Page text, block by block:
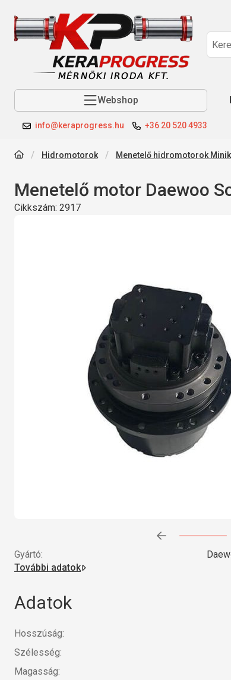
Webshop
info@keraprogress.hu +36 20 520 4933
Hidromotorok Menetelő hidromotorok
Menetelő motor Daewoo
Cikkszám: 2917
Gyártó:
További adatok
Adatok
Hosszúság:
Szélesség:
Magasság: